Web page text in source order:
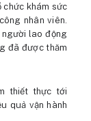
chức khám sức
nhân viên.
lao động
đã được thăm
thiết thực tới
quả vận hành